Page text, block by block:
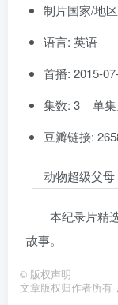
制片国家/地
语言: 英语
首播: 2015-
集数: 3 单集
豆瓣链接:
动物超级父母
本纪录片精
故事。
© 版权声明
文章版权归作者所有